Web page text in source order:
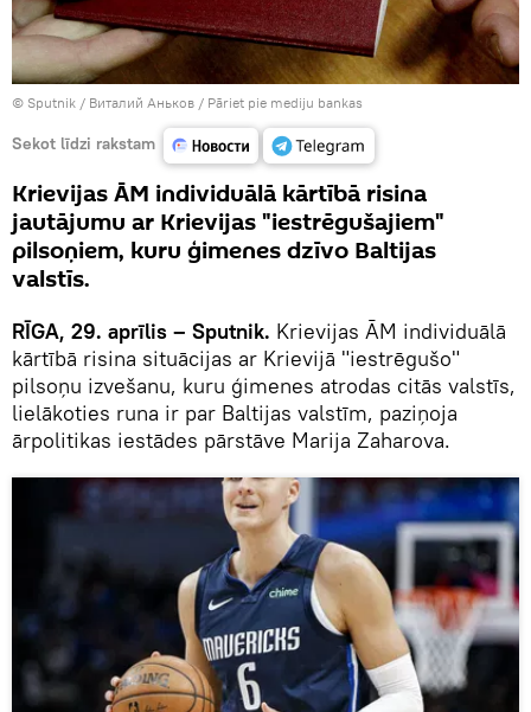
© Sputnik / Виталий Аньков / Pāriet pie mediju bankas
Sekot līdzi rakstam
Krievijas ĀM individuālā kārtībā risina
jautājumu ar Krievijas "iestrēgušajiem"
pilsoņiem, kuru ģimenes dzīvo Baltijas
valstīs.
RĪGA, 29. aprīlis – Sputnik. Krievijas ĀM individuālā
kārtībā risina situācijas ar Krievijā "iestrēgušo"
pilsoņu izvešanu, kuru ģimenes atrodas citās valstīs,
lielākoties runa ir par Baltijas valstīm, paziņoja
ārpolitikas iestādes pārstāve Marija Zaharova.